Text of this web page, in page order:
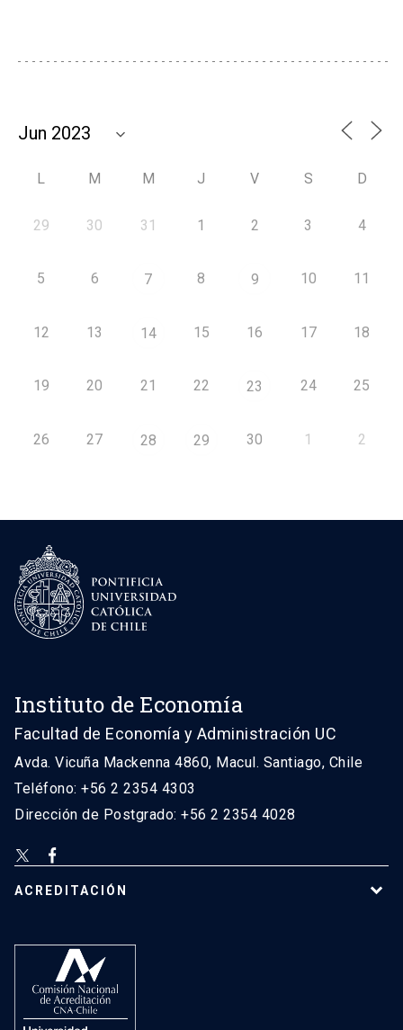
L M M J V S D
29 30 31 1 2 3 4
5 6 7 8 9 10 11
12 13 14 15 16 17 18
19 20 21 22 23 24 25
26 27 28 29 30 1 2
Instituto de Economía
Facultad de Economía y Administración UC
Avda. Vicuña Mackenna 4860, Macul. Santiago, Chile
Teléfono: +56 2 2354 4303
Dirección de Postgrado: +56 2 2354 4028
ACREDITACIÓN